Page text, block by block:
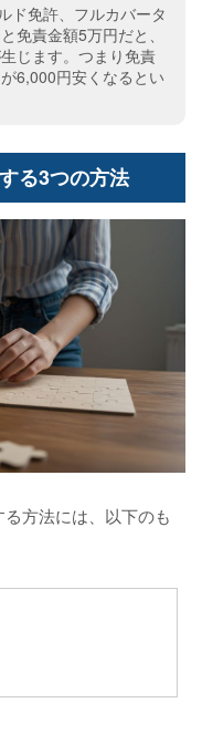
ド免許、フルカバータ
免責金額5万円だと、
じます。つまり免責
6,000円安くなるとい
る3つの方法
方法には、以下のも